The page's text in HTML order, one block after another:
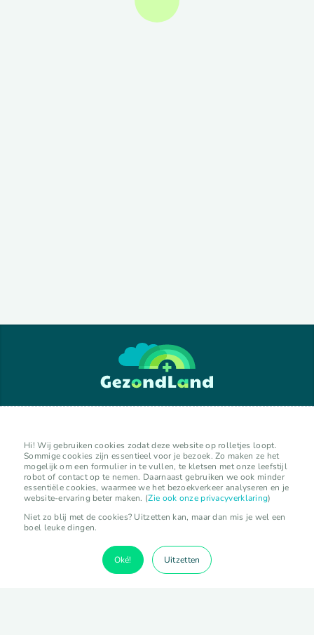
Hi! Wij gebruiken cookies zodat deze website op rolletjes loopt.
Sommige cookies zijn essentieel voor je bezoek. Zo maken ze het
mogelijk om een formulier in te vullen, te kletsen met onze leefstijl
robot of contact op te nemen. Daarnaast gebruiken we ook minder
essentiële cookies, waarmee we het bezoekverkeer analyseren en je
website-ervaring beter maken. (Zie ook onze privacyverklaring)
Niet zo blij met de cookies? Uitzetten kan, maar dan mis je wel een
boel leuke dingen.
Oké! Uitzetten
GezondLand verkennen
lokale initiatieven
organisaties
experts
kalender
activiteiten